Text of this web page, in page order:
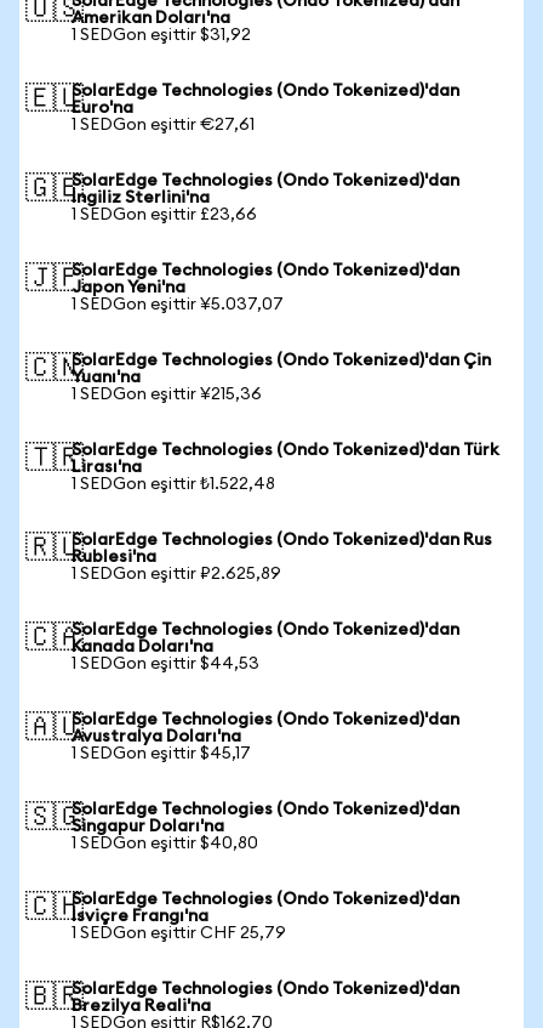
🇺🇸Amerikan Doları'na
1 SEDGon eşittir $31,92
🇪🇺SolarEdge Technologies (Ondo Tokenized)'dan
Euro'na
1 SEDGon eşittir €27,61
🇬🇧SolarEdge Technologies (Ondo Tokenized)'dan
İngiliz Sterlini'na
1 SEDGon eşittir £23,66
🇯🇵SolarEdge Technologies (Ondo Tokenized)'dan
Japon Yeni'na
1 SEDGon eşittir ¥5.037,07
🇨🇳SolarEdge Technologies (Ondo Tokenized)'dan Çin
Yuanı'na
1 SEDGon eşittir ¥215,36
🇹🇷SolarEdge Technologies (Ondo Tokenized)'dan Türk
Lirası'na
1 SEDGon eşittir ₺1.522,48
🇷🇺SolarEdge Technologies (Ondo Tokenized)'dan Rus
Rublesi'na
1 SEDGon eşittir ₽2.625,89
🇨🇦SolarEdge Technologies (Ondo Tokenized)'dan
Kanada Doları'na
1 SEDGon eşittir $44,53
🇦🇺SolarEdge Technologies (Ondo Tokenized)'dan
Avustralya Doları'na
1 SEDGon eşittir $45,17
🇸🇬SolarEdge Technologies (Ondo Tokenized)'dan
Singapur Doları'na
1 SEDGon eşittir $40,80
🇨🇭SolarEdge Technologies (Ondo Tokenized)'dan
İsviçre Frangı'na
1 SEDGon eşittir CHF 25,79
🇧🇷SolarEdge Technologies (Ondo Tokenized)'dan
Brezilya Reali'na
1 SEDGon eşittir R$162,70